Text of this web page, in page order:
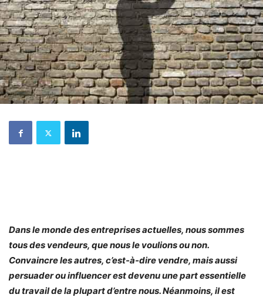
Dans le monde des entreprises actuelles, nous sommes
tous des vendeurs, que nous le voulions ou non.
Convaincre les autres, c’est-à-dire vendre, mais aussi
persuader ou influencer est devenu une part essentielle
du travail de la plupart d’entre nous. Néanmoins, il est